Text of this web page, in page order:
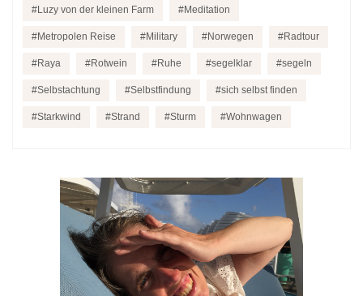
Luzy von der kleinen Farm Meditation
Metropolen Reise Military Norwegen Radtour
Raya Rotwein Ruhe segelklar segeln
Selbstachtung Selbstfindung sich selbst finden
Starkwind Strand Sturm Wohnwagen